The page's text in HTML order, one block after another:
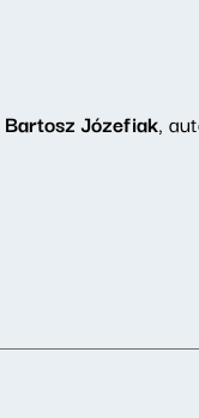
Bartosz Józefiak,